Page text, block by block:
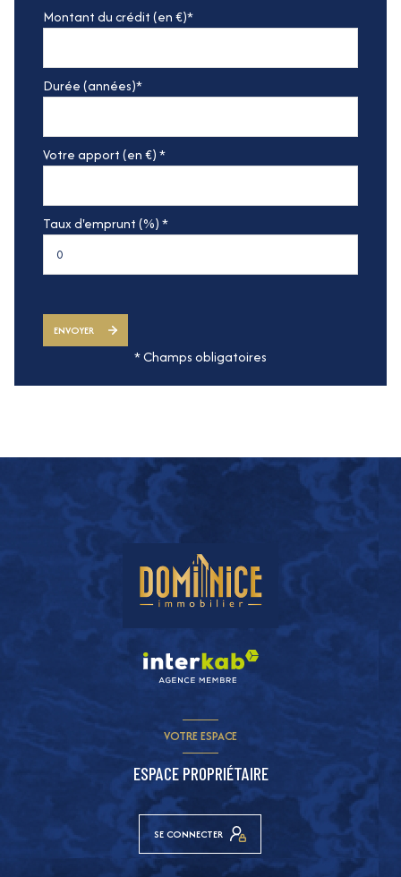
Montant du crédit (en €)*
Durée (années)*
Votre apport (en €) *
Taux d'emprunt (%) *
ENVOYER
* Champs obligatoires
VOTRE ESPACE
ESPACE PROPRIÉTAIRE
SE CONNECTER